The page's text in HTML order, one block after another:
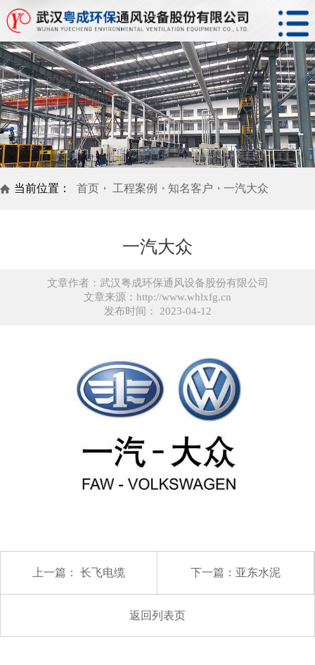
当前位置： 首页 工程案例 知名客户 一汽大众
一汽大众
文章作者：武汉粤成环保通风设备股份有限公司
文章来源：http://www.whlxfg.cn
发布时间： 2023-04-12
上一篇： 长飞电缆 下一篇： 亚东水泥
返回列表页